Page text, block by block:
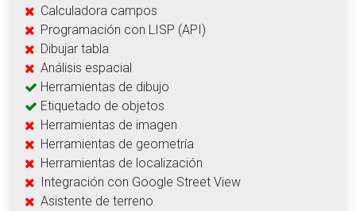
Calculadora campos
Programación con LISP (API)
Dibujar tabla
Análisis espacial
Herramientas de dibujo
Etiquetado de objetos
Herramientas de imagen
Herramientas de geometría
Herramientas de localización
Integración con Google Street View
Asistente de terreno